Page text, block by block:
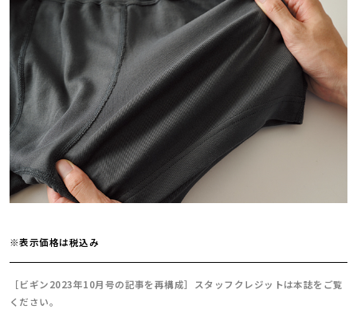
※表示価格は税込み
［ビギン2023年10月号の記事を再構成］スタッフクレジットは本誌をご覧
ください。